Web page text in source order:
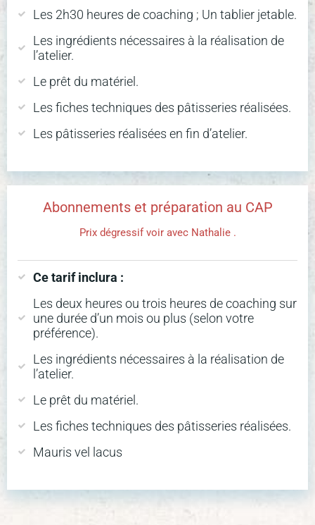
Les 2h30 heures de coaching ; Un tablier jetable.
Les ingrédients nécessaires à la réalisation de
l’atelier.
Le prêt du matériel.
Les fiches techniques des pâtisseries réalisées.
Les pâtisseries réalisées en fin d’atelier.
Abonnements et préparation au CAP
Prix dégressif voir avec Nathalie .
Ce tarif inclura :
Les deux heures ou trois heures de coaching sur
une durée d’un mois ou plus (selon votre
préférence).
Les ingrédients nécessaires à la réalisation de
l’atelier.
Le prêt du matériel.
Les fiches techniques des pâtisseries réalisées.
Mauris vel lacus